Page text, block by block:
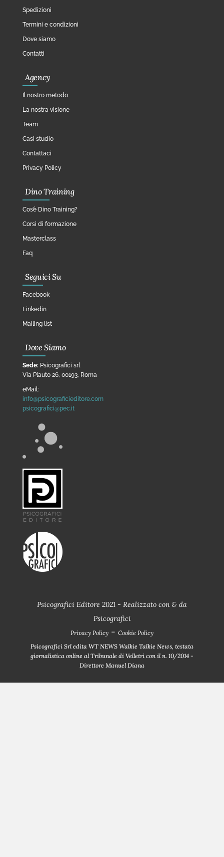
Spedizioni
Termini e condizioni
Dove siamo
Contatti
Agency
Il nostro metodo
La nostra visione
Team
Casi studio
Contattaci
Privacy Policy
Dino Training
Cos’è Dino Training?
Corsi di formazione
Masterclass
Faq
Seguici Su
Facebook
Linkedin
Mailing list
Dove Siamo
Sede: Psicografici srl
Via Plauto 26, 00193, Roma
eMail:
info@psicograficieditore.com
psicografici@pec.it
Psicografici Editore 2021 - Realizzato con & da
Psicografici
Privacy Policy - Cookie Policy
Psicografici Srl edita WT NEWS Walkie Talkie News, testata
giornalistica online al Tribunale di Velletri con il n. 10/2014 -
Direttore Manuel Diana